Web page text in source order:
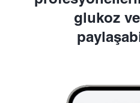
glukoz